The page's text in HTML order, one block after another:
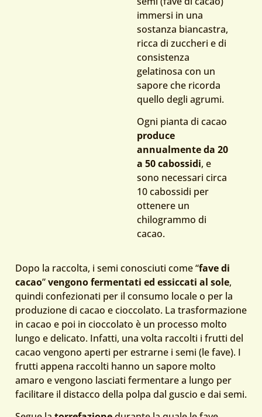
immersi in una
sostanza biancastra,
ricca di zuccheri e di
consistenza
gelatinosa con un
sapore che ricorda
quello degli agrumi.
Ogni pianta di cacao
produce
annualmente da 20
a 50 cabossidi, e
sono necessari circa
10 cabossidi per
ottenere un
chilogrammo di
cacao.
Dopo la raccolta, i semi conosciuti come “fave di
cacao”vengono fermentati ed essiccati al sole,
quindi confezionati per il consumo locale o per la
produzione di cacao e cioccolato. La trasformazione
in cacao e poi in cioccolato è un processo molto
lungo e delicato. Infatti, una volta raccolti i frutti del
cacao vengono aperti per estrarne i semi (le fave). I
frutti appena raccolti hanno un sapore molto
amaro e vengono lasciati fermentare a lungo per
facilitare il distacco della polpa dal guscio e dai semi.